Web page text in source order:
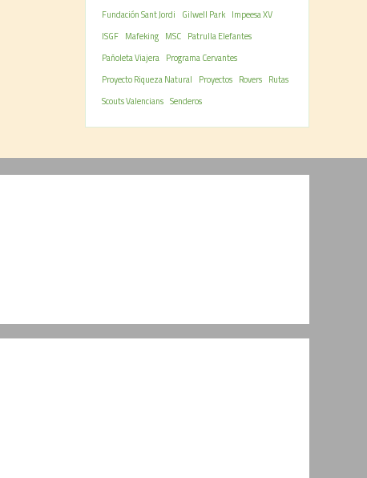
Fundación Sant Jordi
Gilwell Park Impeesa XV
ISGF Mafeking MSC Patrulla Elefantes
Pañoleta Viajera Programa Cervantes
Proyecto Riqueza Natural
Proyectos Rovers Rutas
Scouts Valencians Senderos